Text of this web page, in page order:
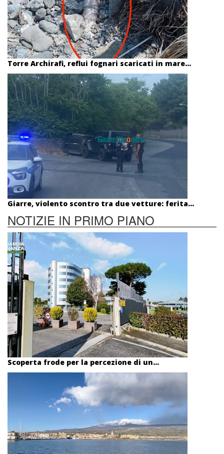
Torre Archirafi, reflui fognari scaricati in mare...
Giarre, violento scontro tra due vetture: ferita...
NOTIZIE IN PRIMO PIANO
Scoperta frode per la percezione di un...